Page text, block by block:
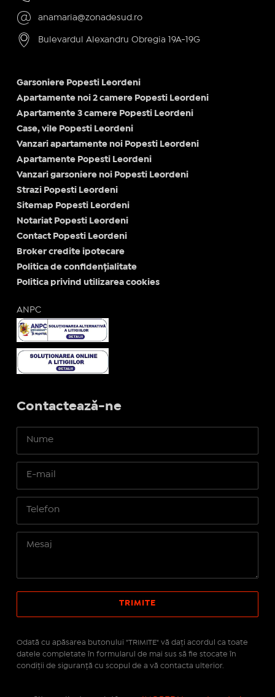
anamaria@zonadesud.ro
Bulevardul Alexandru Obregia 19A-19G
Garsoniere Popesti Leordeni
Apartamente noi 2 camere Popesti Leordeni
Apartamente 3 camere Popesti Leordeni
Case, vile Popesti Leordeni
Vanzari apartamente noi Popesti Leordeni
Apartamente Popesti Leordeni
Vanzari garsoniere noi Popesti Leordeni
Strazi Popesti Leordeni
Sitemap Popesti Leordeni
Notariat Popesti Leordeni
Contact Popesti Leordeni
Broker credite ipotecare
Politica de confidențialitate
Politica privind utilizarea cookies
ANPC
Contactează-ne
Odată cu apăsarea butonului "TRIMITE" vă daţi acordul ca toate
datele completate în formularul de mai sus să fie stocate în
condiţii de siguranţă cu scopul de a vă contacta ulterior.